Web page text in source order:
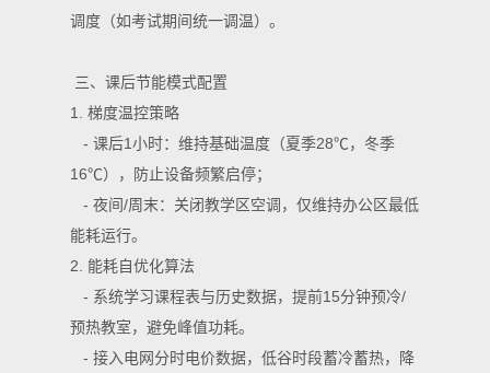
调度（如考试期间统一调温）。
三、课后节能模式配置
1. 梯度温控策略
- 课后1小时：维持基础温度（夏季28℃，冬季
16℃），防止设备频繁启停；
- 夜间/周末：关闭教学区空调，仅维持办公区最低
能耗运行。
2. 能耗自优化算法
- 系统学习课程表与历史数据，提前15分钟预冷/
预热教室，避免峰值功耗。
- 接入电网分时电价数据，低谷时段蓄冷蓄热，降